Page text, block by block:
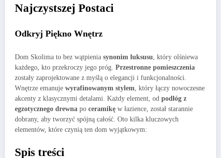
Najczystszej Postaci
Odkryj Piękno Wnętrz
Dom Skolima to bez wątpienia synonim luksusu , który olśniewa
każdego, kto przekroczy jego próg. Przestronne pomieszczenia
zostały zaprojektowane z myślą o elegancji i funkcjonalności.
Wnętrze emanuje wyrafinowanym stylem , który łączy nowoczesne
akcenty z klasycznymi detalami. Każdy element, od podłóg z
egzotycznego drewna po ceramikę w łazience, został starannie
dobrany, aby tworzyć spójną całość. Oto kilka kluczowych
elementów, które czynią ten dom wyjątkowym:
Spis treści